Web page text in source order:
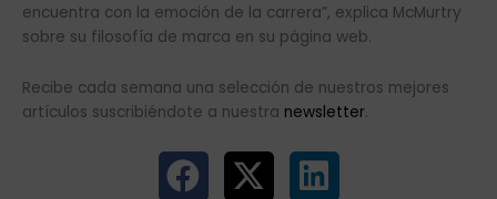
encuentra con la emoción de la carrera”, explica McMurtry
sobre su filosofía de marca en su página web.
Recibe cada semana una selección de nuestros mejores
artículos suscribiéndote a nuestra newsletter.